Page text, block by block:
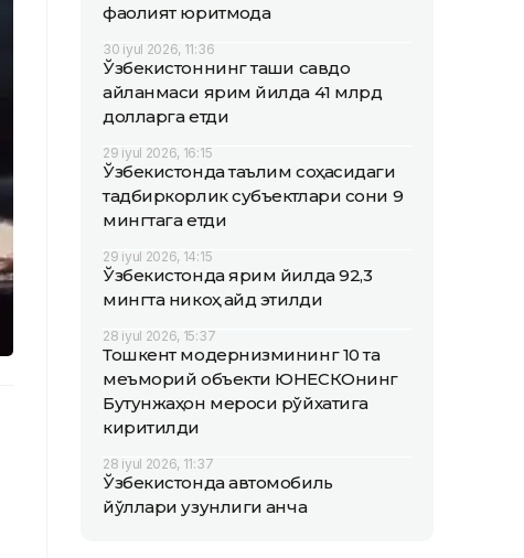
фаолият юритмоқда
30 iyul 2026, 11:36
Ўзбекистоннинг ташқи савдо
айланмаси ярим йилда 41 млрд
долларга етди
29 iyul 2026, 16:15
Ўзбекистонда таълим соҳасидаги
тадбиркорлик субъектлари сони 9
мингтага етди
29 iyul 2026, 14:15
Ўзбекистонда ярим йилда 92,3
мингта никоҳ қайд этилди
28 iyul 2026, 15:37
Тошкент модернизмининг 10 та
меъморий объекти ЮНEСКОнинг
Бутунжаҳон мероси рўйхатига
киритилди
28 iyul 2026, 11:37
Ўзбекистонда автомобиль
йўллари узунлиги қанча